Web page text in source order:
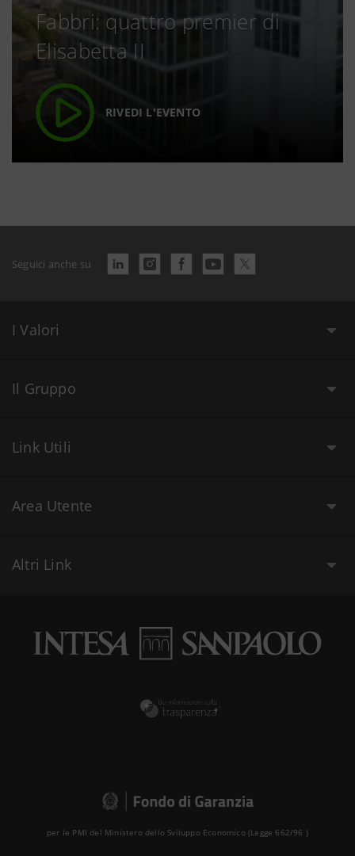
Fabbri: quattro premier di
Elisabetta II
RIVEDI L'EVENTO
Seguici anche su
I Valori
Il Gruppo
Link Utili
Area Utente
Altri Link
per le PMI del Ministero dello Sviluppo Economico (Legge 662/96 )